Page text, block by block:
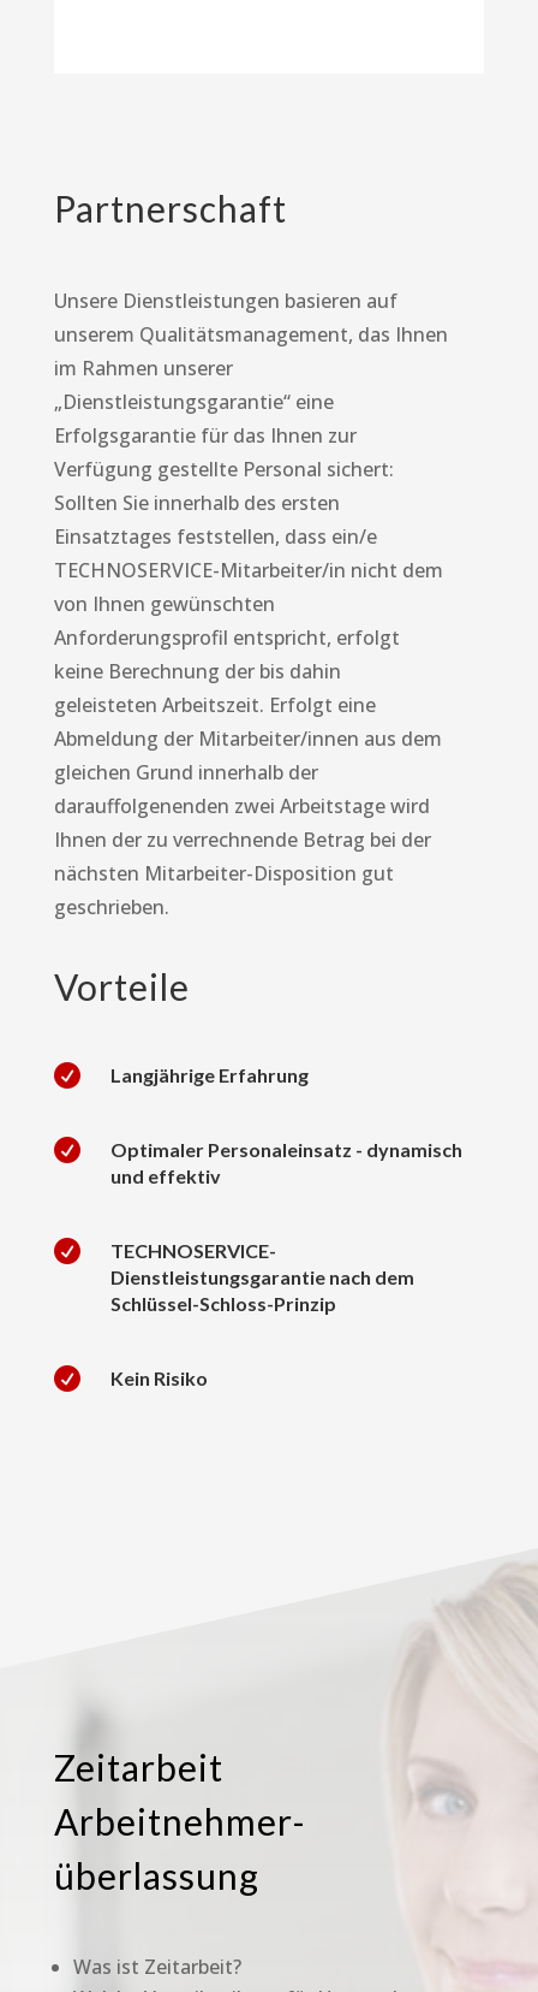
Partnerschaft
Unsere Dienstleistungen basieren auf
unserem Qualitätsmanagement, das Ihnen
im Rahmen unserer
„Dienstleistungsgarantie“ eine
Erfolgsgarantie für das Ihnen zur
Verfügung gestellte Personal sichert:
Sollten Sie innerhalb des ersten
Einsatztages feststellen, dass ein/e
TECHNOSERVICE-Mitarbeiter/in nicht dem
von Ihnen gewünschten
Anforderungsprofil entspricht, erfolgt
keine Berechnung der bis dahin
geleisteten Arbeitszeit. Erfolgt eine
Abmeldung der Mitarbeiter/innen aus dem
gleichen Grund innerhalb der
darauffolgenenden zwei Arbeitstage wird
Ihnen der zu verrechnende Betrag bei der
nächsten Mitarbeiter-Disposition gut
geschrieben.
Vorteile
 Langjährige Erfahrung

Optimaler Personaleinsatz - dynamisch
und effektiv

TECHNOSERVICE-
Dienstleistungsgarantie nach dem
Schlüssel-Schloss-Prinzip
 Kein Risiko
Zeitarbeit
Arbeitnehmer-
überlassung
Was ist Zeitarbeit?